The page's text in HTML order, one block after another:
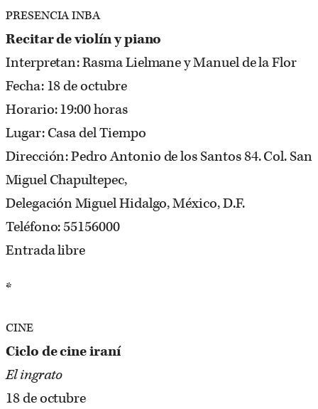
PRESENCIA INBA
Recitar de violín y piano
Interpretan: Rasma Lielmane y Manuel de la Flor
Fecha: 18 de octubre
Horario: 19:00 horas
Lugar: Casa del Tiempo
Dirección: Pedro Antonio de los Santos 84. Col. San
Miguel Chapultepec,
Delegación Miguel Hidalgo, México, D.F.
Teléfono: 55156000
Entrada libre
*
CINE
Ciclo de cine iraní
El ingrato
18 de octubre